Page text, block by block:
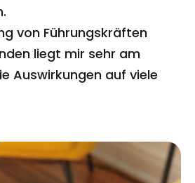
von Führungskräften
liegt mir sehr am
Auswirkungen auf viele